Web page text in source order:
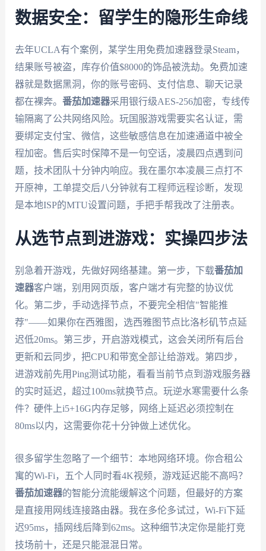
数据安全：留学生的隐形生命线
去年UCLA有个案例，某学生用免费加速器登录Steam，
结果账号被盗，库存价值$8000的饰品被洗劫。免费加速
器就是数据黑洞，你的账号密码、支付信息、聊天记录
都在裸奔。 番茄加速器采用银行级AES-256加密，专线传
输隔离了公共网络风险。玩国服游戏需要实名认证，需
要绑定支付宝、微信，这些敏感信息在加速通道中被全
程加密。售后实时保障不是一句空话，凌晨四点遇到问
题，技术团队十分钟内响应。我在墨尔本凌晨三点打不
开原神，工单提交后八分钟就有工程师远程诊断，发现
是本地ISP的MTU设置问题，手把手帮我改了注册表。
从选节点到进游戏：实操四步法
别急着开游戏，先做好网络基建。第一步，下载番茄加
速器客户端，别用网页版，客户端才有完整的协议优
化。第二步，手动选择节点，不要完全相信"智能推
荐"——如果你在西雅图，选西雅图节点比洛杉矶节点延
迟低20ms。第三步，开启游戏模式，这会关闭所有后台
更新和云同步，把CPU和带宽全部让给游戏。第四步，
进游戏前先用Ping测试功能，看看当前节点到游戏服务器
的实时延迟，超过100ms就换节点。玩逆水寒需要什么条
件？硬件上i5+16G内存足够，网络上延迟必须控制在
80ms以内，这需要你花十分钟做上述优化。
很多留学生忽略了一个细节：本地网络环境。你合租公
寓的Wi-Fi，五个人同时看4K视频，游戏延迟能不高吗？
番茄加速器的智能分流能缓解这个问题，但最好的方案
是直接用网线连接路由器。我在多伦多试过，Wi-Fi下延
迟95ms，插网线后降到62ms。这种细节决定你是能打竞
技场前十，还是只能混混日常。